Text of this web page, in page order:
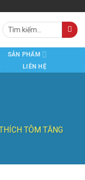
Tìm
kiếm:
SẢN PHẨM
LIÊN HỆ
TÔM TĂNG